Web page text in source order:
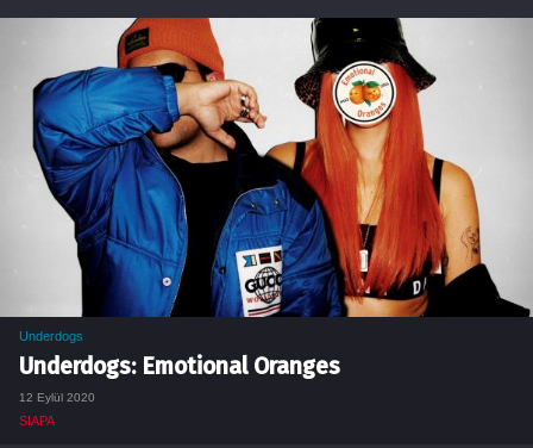
Underdogs
Underdogs: Emotional Oranges
12 Eylül 2020
SIAPA